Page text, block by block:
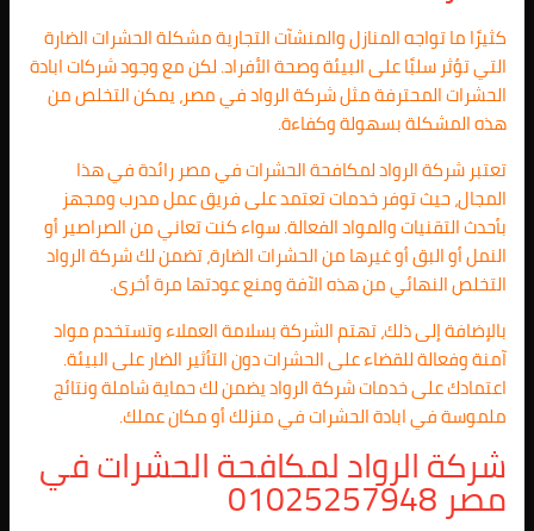
كثيرًا ما تواجه المنازل والمنشآت التجارية مشكلة الحشرات الضارة
التي تؤثر سلبًا على البيئة وصحة الأفراد. لكن مع وجود شركات ابادة
الحشرات المحترفة مثل شركة الرواد في مصر، يمكن التخلص من
هذه المشكلة بسهولة وكفاءة.
تعتبر شركة الرواد لمكافحة الحشرات في مصر رائدة في هذا
المجال، حيث توفر خدمات تعتمد على فريق عمل مدرب ومجهز
بأحدث التقنيات والمواد الفعالة. سواء كنت تعاني من الصراصير أو
النمل أو البق أو غيرها من الحشرات الضارة، تضمن لك شركة الرواد
التخلص النهائي من هذه الآفة ومنع عودتها مرة أخرى.
بالإضافة إلى ذلك، تهتم الشركة بسلامة العملاء وتستخدم مواد
آمنة وفعالة للقضاء على الحشرات دون التأثير الضار على البيئة.
اعتمادك على خدمات شركة الرواد يضمن لك حماية شاملة ونتائج
ملموسة في ابادة الحشرات في منزلك أو مكان عملك.
شركة الرواد لمكافحة الحشرات في
مصر 01025257948